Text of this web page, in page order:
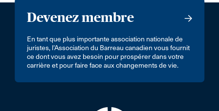
Devenez membre
En tant que plus importante association nationale de
juristes, l’Association du Barreau canadien vous fournit
ce dont vous avez besoin pour prospérer dans votre
carrière et pour faire face aux changements de vie.